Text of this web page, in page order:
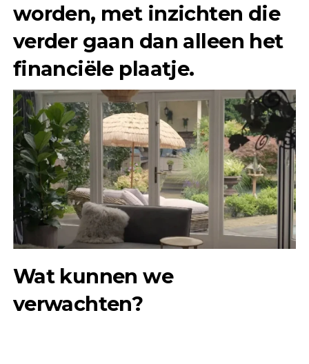
worden, met inzichten die
verder gaan dan alleen het
financiële plaatje.
Wat kunnen we
verwachten?